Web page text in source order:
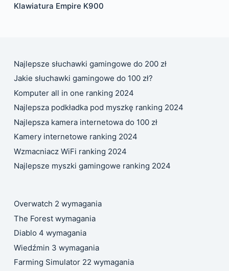
Klawiatura Empire K900
Najlepsze słuchawki gamingowe do 200 zł
Jakie słuchawki gamingowe do 100 zł?
Komputer all in one ranking 2024
Najlepsza podkładka pod myszkę ranking 2024
Najlepsza kamera internetowa do 100 zł
Kamery internetowe ranking 2024
Wzmacniacz WiFi ranking 2024
Najlepsze myszki gamingowe ranking 2024
Overwatch 2 wymagania
The Forest wymagania
Diablo 4 wymagania
Wiedźmin 3 wymagania
Farming Simulator 22 wymagania